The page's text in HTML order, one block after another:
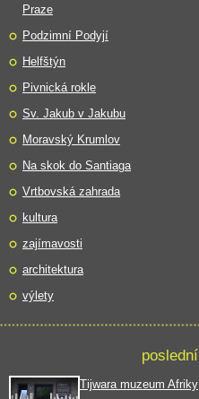
Praze
Podzimní Podyjí
Helfštýn
Pivnická rokle
Sv. Jakub v Jakubu
Moravský Krumlov
Na skok do Santiaga
Vrtbovská zahrada
kultura
zajímavosti
architektura
výlety
Tijwara muzeum Afriky